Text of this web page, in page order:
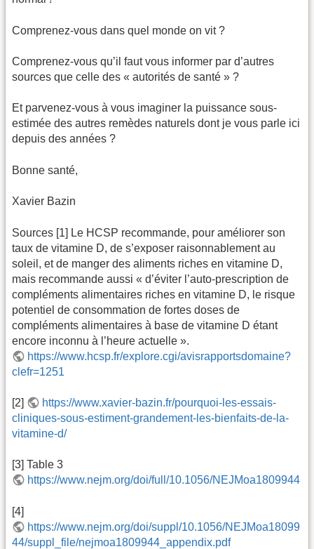
Comprenez-vous dans quel monde on vit ?
Comprenez-vous qu’il faut vous informer par d’autres
sources que celle des « autorités de santé » ?
Et parvenez-vous à vous imaginer la puissance sous-
estimée des autres remèdes naturels dont je vous parle ici
depuis des années ?
Bonne santé,
Xavier Bazin
Sources [1] Le HCSP recommande, pour améliorer son
taux de vitamine D, de s’exposer raisonnablement au
soleil, et de manger des aliments riches en vitamine D,
mais recommande aussi « d’éviter l’auto-prescription de
compléments alimentaires riches en vitamine D, le risque
potentiel de consommation de fortes doses de
compléments alimentaires à base de vitamine D étant
encore inconnu à l’heure actuelle ».
https://www.hcsp.fr/explore.cgi/avisrapportsdomaine?
clefr=1251
[2]
https://www.xavier-bazin.fr/pourquoi-les-essais-
cliniques-sous-estiment-grandement-les-bienfaits-de-la-
vitamine-d/
[3] Table 3
https://www.nejm.org/doi/full/10.1056/NEJMoa1809944
[4]
https://www.nejm.org/doi/suppl/10.1056/NEJMoa18099
44/suppl_file/nejmoa1809944_appendix.pdf